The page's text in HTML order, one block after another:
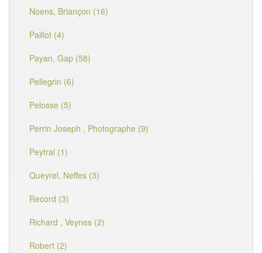
Noens, Briançon (16)
Paillot (4)
Payan, Gap (58)
Pellegrin (6)
Pelosse (5)
Perrin Joseph , Photographe (9)
Peytral (1)
Queyrel, Neffes (3)
Record (3)
Richard , Veynes (2)
Robert (2)